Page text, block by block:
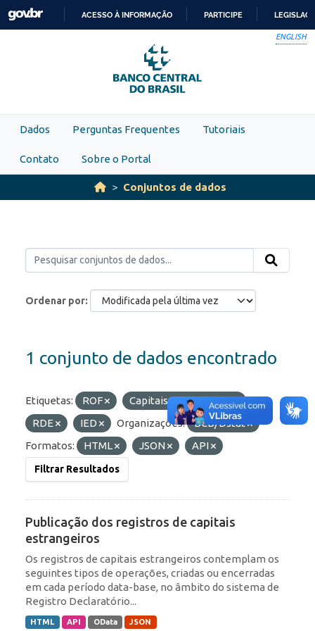
Skip to main content
PARA
O
CONTEÚDO
ACESSO À INFORMAÇÃO PARTICIPE
ENGLISH
Dados Perguntas Frequentes Tutoriais
Contato Sobre o Portal
Conjuntos de dados
Ordenar por
1 conjunto de dados encontrado
Etiquetas: ROF
Capitais Estrangeiros
RDE
IED Organizações:
BCB/Dstat
Formatos:
HTML JSON API
Filtrar Resultados
Publicação dos registros de capitais
estrangeiros
Os registros de capitais estrangeiros contemplam os
seguintes tipos de operações, criadas ou encerradas
em cada período data-base, no âmbito do sistema de
Registro Declaratório...
HTML API OData JSON